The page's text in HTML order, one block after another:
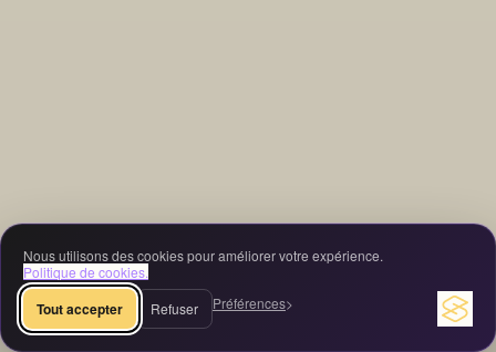
Nous utilisons des cookies pour améliorer votre expérience.
Politique de cookies.
Tout accepter Refuser Préférences